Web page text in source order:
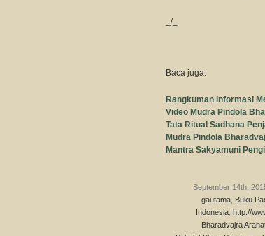
_/_
Baca juga:
Rangkuman Informasi
Video Mudra Pindola
Tata Ritual Sadhana
Mudra Pindola
Mantra Sakyamuni
September 14th,
gautama Buku
Indonesia http://
Bharadvajra